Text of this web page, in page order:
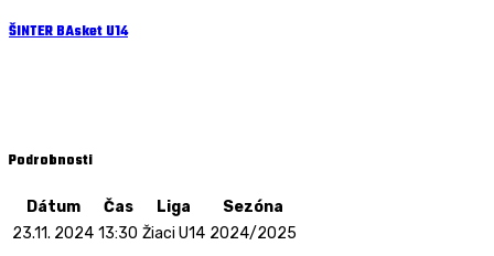
ŠINTER BAsket U14
Podrobnosti
Dátum Čas Liga
Sezóna
23.11. 2024 13:30 Žiaci U14 2024/2025